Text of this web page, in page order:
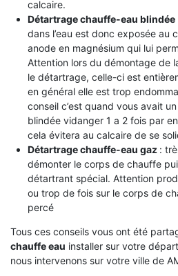
calcaire.
Détartrage chauffe-eau blindée
dans l’eau est donc exposée au
anode en magnésium qui lui
Attention lors du démontage de
le détartrage, celle-ci est
en général elle est trop
conseil c’est quand vous avait
blindée vidanger 1 a 2 fois par
cela évitera au calcaire de se
Détartrage chauffe-eau gaz :
démonter le corps de chauffe
détartrant spécial. Attention
ou trop de fois sur le corps de
percé
Tous ces conseils vous ont été
chauffe eau installer sur votre
nous intervenons sur votre ville de